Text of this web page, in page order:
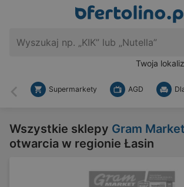
Twoja
Wstecz
Supermarkety AGD
Wszystkie sklepy Gram Market
otwarcia w regionie Łasin